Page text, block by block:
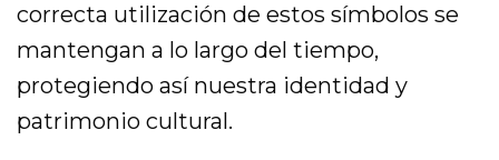
correcta utilización de estos símbolos se
mantengan a lo largo del tiempo,
protegiendo así nuestra identidad y
patrimonio cultural.